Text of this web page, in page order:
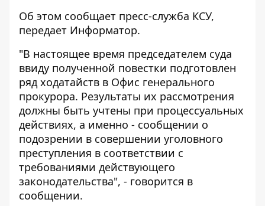
Об этом сообщает пресс-служба КСУ,
передает Информатор.
"В настоящее время председателем суда
ввиду полученной повестки подготовлен
ряд ходатайств в Офис генерального
прокурора. Результаты их рассмотрения
должны быть учтены при процессуальных
действиях, а именно - сообщении о
подозрении в совершении уголовного
преступления в соответствии с
требованиями действующего
законодательства", - говорится в
сообщении.